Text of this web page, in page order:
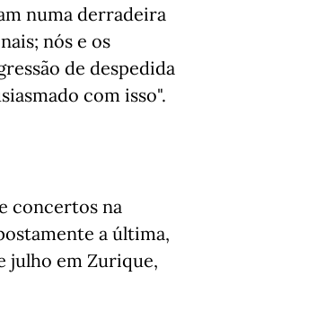
numa derradeira
nós e os
de despedida
com isso".
concertos na
a última,
julho em Zurique,